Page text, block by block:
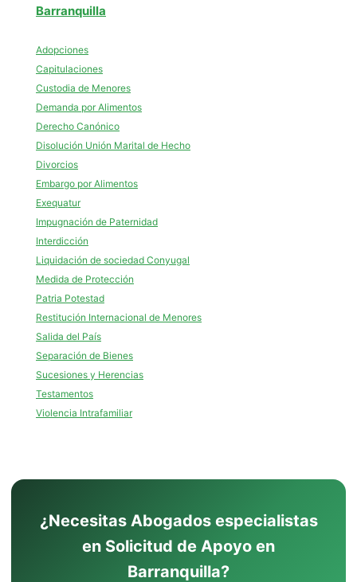
Barranquilla
Adopciones
Capitulaciones
Custodia de Menores
Demanda por Alimentos
Derecho Canónico
Disolución Unión Marital de Hecho
Divorcios
Embargo por Alimentos
Exequatur
Impugnación de Paternidad
Interdicción
Liquidación de sociedad Conyugal
Medida de Protección
Patria Potestad
Restitución Internacional de Menores
Salida del País
Separación de Bienes
Sucesiones y Herencias
Testamentos
Violencia Intrafamiliar
¿Necesitas Abogados especialistas
en Solicitud de Apoyo en
Barranquilla?